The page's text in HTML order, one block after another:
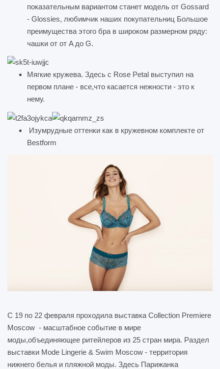
показательным вариантом станет модель от Gossard
- Glossies, любимчик наших покупательниц Большое
преимущества этого бра в широком размерном ряду:
чашки от от A до G.
Мягкие кружева. Здесь с Rose Petal выступил на
первом плане - все,что касается нежности - это к
нему.
Изумрудные оттенки как в кружевном комплекте от
Bestform
С 19 по 22 февраля проходила выставка Collection Premiere
Moscow - масштабное событие в мире
моды,объединяющее ритейлеров из 25 стран мира. Раздел
выставки Mode Lingerie & Swim Moscow - территория
нижнего белья и пляжной моды. Здесь Парижанка